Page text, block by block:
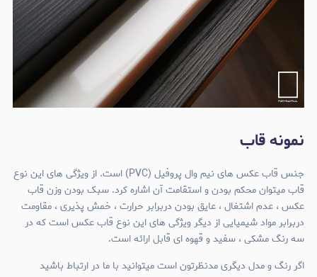
نمونه قاب
جنس قاب عکس های نیم وال پروفیل (PVC) است. از ویژگی های این نوع
قاب میتوان محکم بودن و استقامت آن اشاره کرد. سبک بودن وزن قاب
عکس ، عدم اشتغال ، عایق بودن دربرابر حرارت ، خمش پذیری ، مقاومت
دربرابر مواد شیمیایی از دیگر ویژگی های این نوع قاب عکس است که در
سه رنگ مشکی ، سفید و قهوه ای قابل ارائه است.
اگر رنگ و مدل دیگری مدنظرتون است میتوانید با ما در ارتباط باشید